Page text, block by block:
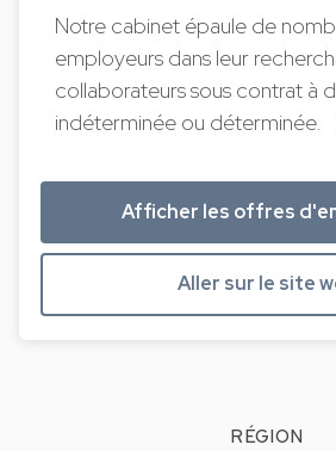
Notre cabinet épaule de
employeurs dans leur
collaborateurs sous contrat à
indéterminée ou déterminée.
Afficher les offres
Aller sur le site
RÉGION